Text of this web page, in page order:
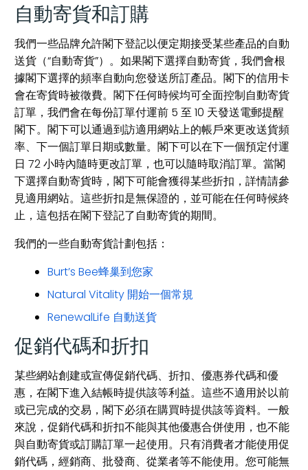
自動寄貨和訂購
我們一些品牌允許閣下登記以便定期接受某些產品的自動
送貨（“自動寄貨”）。如果閣下選擇自動寄貨，我們會根
據閣下選擇的頻率自動向您發送所訂產品。閣下的信用卡
會在寄貨時被徵費。閣下任何時候均可全面控制自動寄貨
訂單，我們會在每份訂單付運前 5 至 10 天發送電郵提醒
閣下。閣下可以通過到訪適用網站上的帳戶來更改送貨頻
率、下一個訂單日期或數量。閣下可以在下一個預定付運
日 72 小時內隨時更改訂單，也可以隨時取消訂單。當閣
下選擇自動寄貨時，閣下可能會獲得某些折扣，詳情請參
見適用網站。這些折扣是無保證的，並可能在任何時候終
止，這包括在閣下登記了自動寄貨的期間。
我們的一些自動寄貨計劃包括：
Burt’s Bee蜂巢到您家
Natural Vitality 開始一個常規
RenewalLife 自動送貨
促銷代碼和折扣
某些網站創建或宣傳促銷代碼、折扣、優惠券代碼和優
惠，在閣下進入結帳時提供該等利益。這些不適用於以前
或已完成的交易，閣下必須在購買時提供該等資料。一般
來說，促銷代碼和折扣不能與其他優惠合併使用，也不能
與自動寄貨或訂購訂單一起使用。只有消費者才能使用促
銷代碼，經銷商、批發商、從業者等不能使用。您可能無